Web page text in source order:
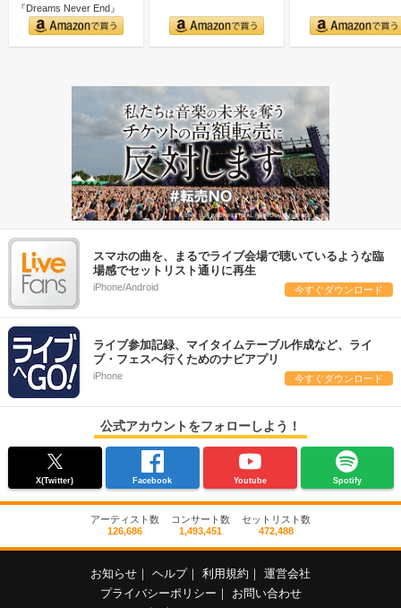
『Dreams Never End』
スマホの曲を、まるでライブ会場で聴いているような臨
場感でセットリスト通りに再生
iPhone/Android 今すぐダウンロード
ライブ参加記録、マイタイムテーブル作成など、ライ
ブ・フェスへ行くためのナビアプリ
iPhone 今すぐダウンロード
公式アカウントをフォローしよう！
X(Twitter) Facebook Youtube Spotify
アーティスト数
126,686
コンサート数
1,493,451
セットリスト数
472,488
お知らせ ヘルプ 利用規約
運営会社
プライバシーポリシー
お問い合わせ